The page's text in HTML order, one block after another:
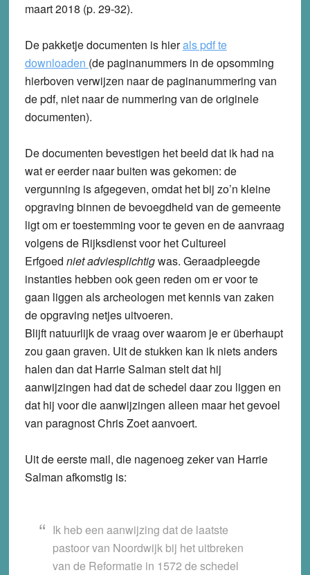
maart 2018 (p. 29-32).
De pakketje documenten is hierals pdf te
downloaden (de paginanummers in de opsomming
hierboven verwijzen naar de paginanummering van
de pdf, niet naar de nummering van de originele
documenten).
De documenten bevestigen het beeld dat ik had na
wat er eerder naar buiten was gekomen: de
vergunning is afgegeven, omdat het bij zo’n kleine
opgraving binnen de bevoegdheid van de gemeente
ligt om er toestemming voor te geven en de aanvraag
volgens de Rijksdienst voor het Cultureel
Erfgoed niet adviesplichtigwas. Geraadpleegde
instanties hebben ook geen reden om er voor te
gaan liggen als archeologen met kennis van zaken
de opgraving netjes uitvoeren.
Blijft natuurlijk de vraag over waarom je er überhaupt
zou gaan graven. Uit de stukken kan ik niets anders
halen dan dat Harrie Salman stelt dat hij
aanwijzingen had dat de schedel daar zou liggen en
dat hij voor die aanwijzingen alleen maar het gevoel
van paragnost Chris Zoet aanvoert.
Uit de eerste mail, die nagenoeg zeker van Harrie
Salman afkomstig is:
Ik heb een aanwijzing dat de laatste
pastoor van Noordwijk bij het uitbreken
van de Reformatie in 1572 de schedel